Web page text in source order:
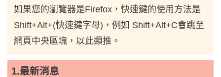
如果您的瀏覽器是Firefox，快速鍵的使用方法是
Shift+Alt+(快速鍵字母)，例如 Shift+Alt+C會跳至
網頁中央區塊，以此類推。
1.最新消息